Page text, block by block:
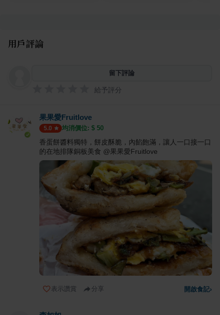
用戶評論
留下評論
給予評分
果果愛Fruitlove
5.0 均消價位: $ 50
香蛋餅醬料獨特，餅皮酥脆，內餡飽滿，讓人一口接一口
的在地排隊銅板美食 @果果愛Fruitlove
表示讚賞 分享 開啟食記›